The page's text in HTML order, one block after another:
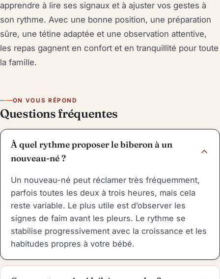
apprendre à lire ses signaux et à ajuster vos gestes à
son rythme. Avec une bonne position, une préparation
sûre, une tétine adaptée et une observation attentive,
les repas gagnent en confort et en tranquillité pour toute
la famille.
ON VOUS RÉPOND
Questions fréquentes
À quel rythme proposer le biberon à un
nouveau-né ?
Un nouveau-né peut réclamer très fréquemment,
parfois toutes les deux à trois heures, mais cela
reste variable. Le plus utile est d’observer les
signes de faim avant les pleurs. Le rythme se
stabilise progressivement avec la croissance et les
habitudes propres à votre bébé.